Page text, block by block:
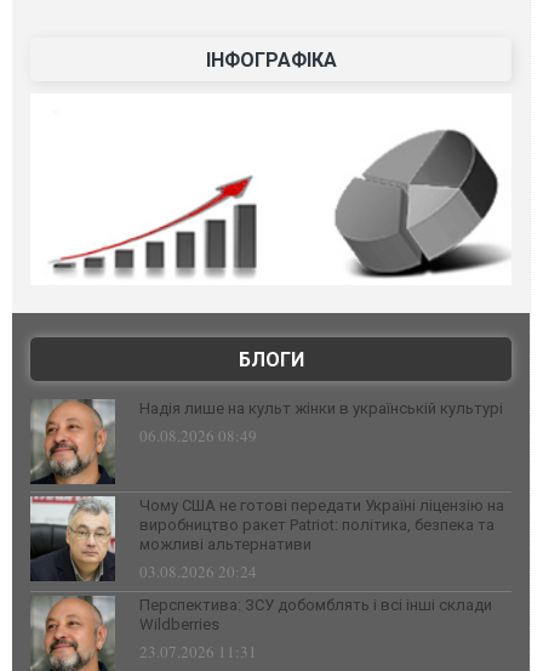
ІНФОГРАФІКА
БЛОГИ
Надія лише на культ жінки в українській культурі
06.08.2026 08:49
Чому США не готові передати Україні ліцензію на
виробництво ракет Patriot: політика, безпека та
можливі альтернативи
03.08.2026 20:24
Перспектива: ЗСУ добомблять і всі інші склади
Wildberries
23.07.2026 11:31